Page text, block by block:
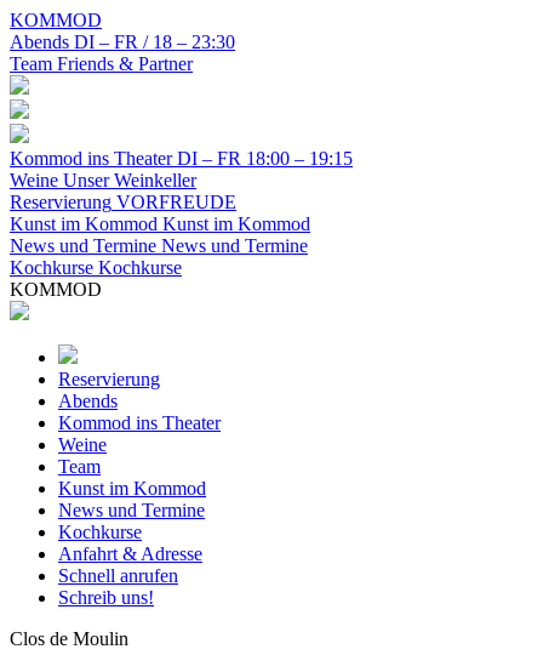
KOMMOD
Abends DI – FR / 18 – 23:30
Team Friends & Partner
Kommod ins Theater DI – FR 18:00 – 19:15
Weine Unser Weinkeller
Reservierung VORFREUDE
Kunst im Kommod Kunst im Kommod
News und Termine News und Termine
Kochkurse Kochkurse
KOMMOD
Reservierung
Abends
Kommod ins Theater
Weine
Team
Kunst im Kommod
News und Termine
Kochkurse
Anfahrt & Adresse
Schnell anrufen
Schreib uns!
Clos de Moulin